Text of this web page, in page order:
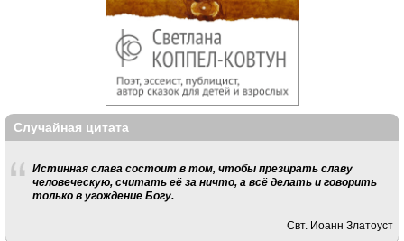
Случайная цитата
Истинная слава состоит в том, чтобы презирать славу
человеческую, считать её за ничто, а всё делать и говорить
только в угождение Богу.
Свт. Иоанн Златоуст